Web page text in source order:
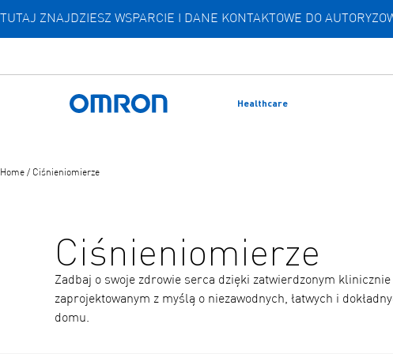
Przejdź
głównej
TUTAJ ZNAJDZIESZ WSPARCIE I DANE KONTAKTOWE DO
Powrót do domu
Healthcare
Home / Ciśnieniomierze
Ciśnieniomierze
Zadbaj o swoje zdrowie serca dzięki zatwierdzonym
zaprojektowanym z myślą o niezawodnych, łatwych i
domu.